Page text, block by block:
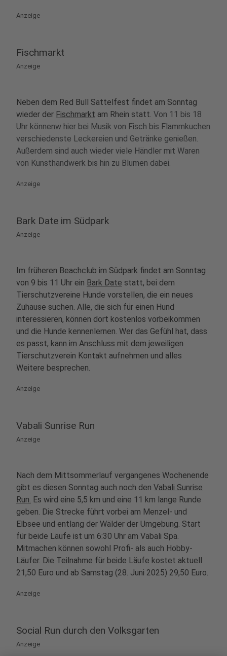
Anzeige
Fischmarkt
Anzeige
Neben dem Red Bull Sattelfest findet am Sonntag
wieder der Fischmarkt am Rhein statt. Von 11 bis 18
Uhr könnenw hier bei Musik von Fisch bis Flammkuchen
verschiedenste Leckereien und Getränke genießen.
Außerdem sind auch wieder viele Händler mit Waren
von Kunsthandwerk bis hin zu Blumen dabei.
Anzeige
Bark Date im Südpark
Anzeige
Im früheren Beachclub im Südpark findet am Sonntag
von 9 bis 11 Uhr ein Bark Date statt, bei dem
Tierschutzvereine Hunde vorstellen, die ein neues
Zuhause suchen. Alle, die sich für einen Hund
interessieren, können dort kostenlos vorbeikommen
und die Hunde kennenlernen. Wer das Gefühl hat, dass
es passt, kann im Anschluss mit dem jeweiligen
Tierschutzverein Kontakt aufnehmen und alles
Weitere besprechen.
Anzeige
Vabali Sunrise Run
Anzeige
Nach dem Mittsommerlauf vergangenes Wochenende
gibt es diesen Sonntag auch noch den Vabali Sunrise
Run. Es wird eine 5,5 km und eine 11 km lange Runde
geben. Die Strecke führt vorbei am Menzel- und
Elbsee und entlang der Wälder der Umgebung. Start
für beide Läufe ist um 6:30 Uhr am Vabali Spa.
Mitmachen können sowohl Profi- als auch Hobby-
Läufer. Die Teilnahme für beide Läufe kostet aktuell
21,50 Euro und ab Samstag (28. Juni 2025) 29,50 Euro.
Anzeige
Social Run durch den Volksgarten
Anzeige